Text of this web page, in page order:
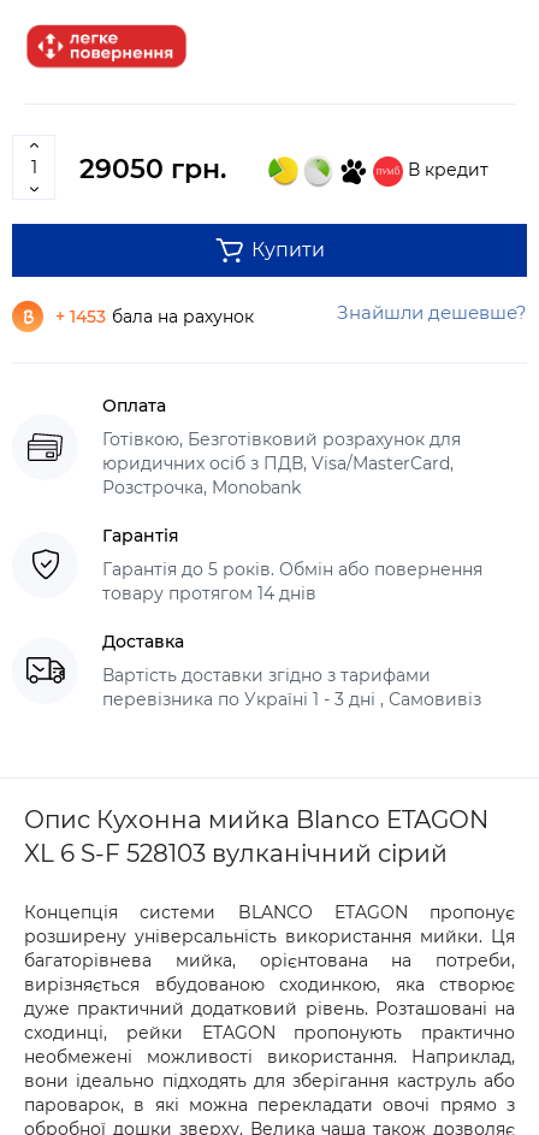
29050 грн. В кредит
Купити
+ 1453 бала на рахунок Знайшли дешевше?
Оплата
Готівкою, Безготівковий розрахунок для
юридичних осіб з ПДВ, Visa/MasterCard,
Розстрочка, Monobank
Гарантія
Гарантія до 5 років. Обмін або повернення
товару протягом 14 днів
Доставка
Вартість доставки згідно з тарифами
перевізника по Україні 1 - 3 дні , Самовивіз
Опис Кухонна мийка Blanco ETAGON
XL 6 S-F 528103 вулканічний сірий
Концепція системи BLANCO ETAGON пропонує
розширену універсальність використання мийки. Ця
багаторівнева мийка, орієнтована на потреби,
вирізняється вбудованою сходинкою, яка створює
дуже практичний додатковий рівень. Розташовані на
сходинці, рейки ETAGON пропонують практично
необмежені можливості використання. Наприклад,
вони ідеально підходять для зберігання каструль або
пароварок, в які можна перекладати овочі прямо з
обробної дошки зверху. Велика чаша також дозволяє